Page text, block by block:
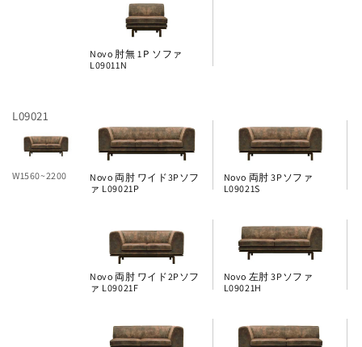
Novo 肘無 1Ｐソファ
L09011N
L09021
W1560~2200
Novo 両肘 ワイド3Pソフ
ァ L09021P
Novo 両肘 3Pソファ
L09021S
Novo 両肘 ワイド2Pソフ
ァ L09021F
Novo 左肘 3Pソファ
L09021H